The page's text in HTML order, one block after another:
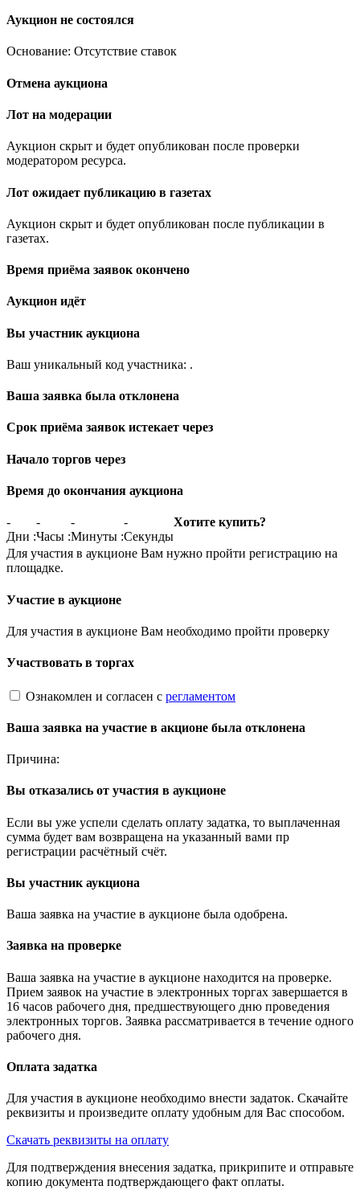
Аукцион не состоялся
Основание: Отсутствие ставок
Отмена аукциона
Лот на модерации
Аукцион скрыт и будет опубликован после проверки
модератором ресурса.
Лот ожидает публикацию в газетах
Аукцион скрыт и будет опубликован после публикации в
газетах.
Время приёма заявок окончено
Аукцион идёт
Вы участник аукциона
Ваш уникальный код участника: .
Ваша заявка была отклонена
Срок приёма заявок истекает через
Начало торгов через
Время до окончания аукциона
-
Дни :
-
Часы :
-
Минуты :
-
Секунды
Хотите купить?
Для участия в аукционе Вам нужно пройти регистрацию на
площадке.
Участие в аукционе
Для участия в аукционе Вам необходимо пройти проверку
Участвовать в торгах
Ознакомлен и согласен с регламентом
Ваша заявка на участие в акционе была отклонена
Причина:
Вы отказались от участия в аукционе
Если вы уже успели сделать оплату задатка, то выплаченная
сумма будет вам возвращена на указанный вами пр
регистрации расчётный счёт.
Вы участник аукциона
Ваша заявка на участие в аукционе была одобрена.
Заявка на проверке
Ваша заявка на участие в аукционе находится на проверке.
Прием заявок на участие в электронных торгах завершается в
16 часов рабочего дня, предшествующего дню проведения
электронных торгов. Заявка рассматривается в течение одного
рабочего дня.
Оплата задатка
Для участия в аукционе необходимо внести задаток. Скачайте
реквизиты и произведите оплату удобным для Вас способом.
Скачать реквизиты на оплату
Для подтверждения внесения задатка, прикрипите и отправьте
копию документа подтверждающего факт оплаты.